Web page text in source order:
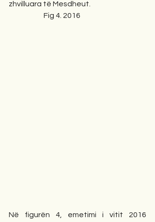
zhvilluara të Mesdheut.
Fig 4. 2016
Në figurën 4, emetimi i vitit 2016